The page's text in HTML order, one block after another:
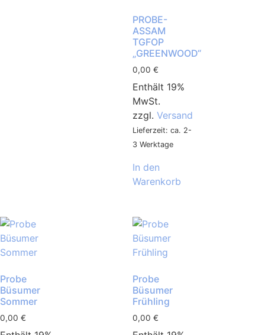
PROBE-
ASSAM
TGFOP
„GREENWOOD“
0,00 €
Enthält 19%
MwSt.
zzgl. Versand
Lieferzeit: ca. 2-
3 Werktage
In den
Warenkorb
Probe
Büsumer
Sommer
0,00 €
Probe
Büsumer
Frühling
0,00 €